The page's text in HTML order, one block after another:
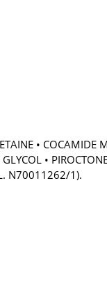
• COCAMIDE
GLYCOL •
N70011262/1).